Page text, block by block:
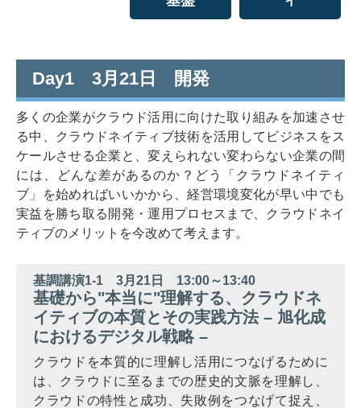
Day1 3月21日 開発
多くの企業がクラウド活用に向けた取り組みを加速させ
る中、クラウドネイティブ技術を活用してビジネスをス
ケールさせる企業と、変えられない変わらない企業の間
には、どんな差があるのか？どう「クラウドネイティ
ブ」を始めればいいかから、経営環境変化が早い中でも
実益を勝ち取る開発・運用プロセスまで、クラウドネイ
ティブのメリットを今改めて考えます。
基調講演1-1 3月21日 13:00～13:40
基礎から"本当に"理解する、クラウドネ
イティブの本質とその実践方法 – 旭化成
におけるデジタル戦略 –
クラウドを本質的に理解し活用につなげるために
は、クラウドに至るまでの歴史的文脈を理解し、
クラウドの特性と成功、失敗例をつなげて捉え、